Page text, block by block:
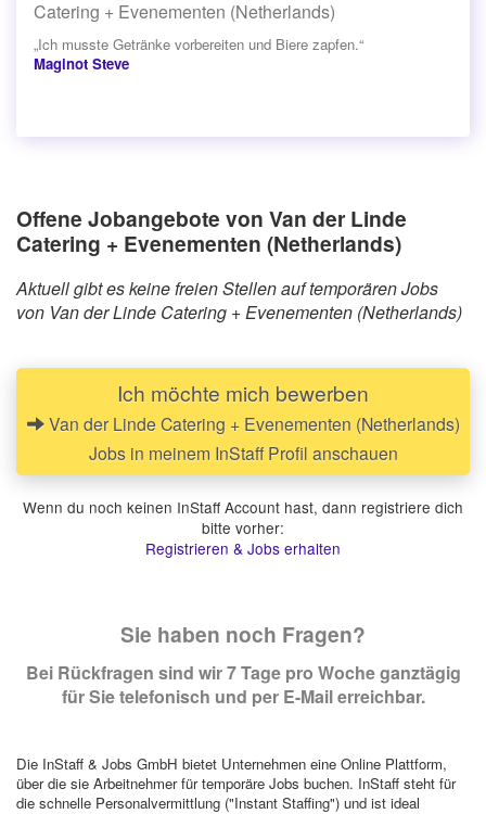
Catering + Evenementen (Netherlands)
„Ich musste Getränke vorbereiten und Biere zapfen.“
Maginot Steve
Offene Jobangebote von Van der Linde
Catering + Evenementen (Netherlands)
Aktuell gibt es keine freien Stellen auf temporären Jobs
von Van der Linde Catering + Evenementen (Netherlands)
Ich möchte mich bewerben
Van der Linde Catering + Evenementen (Netherlands)
Jobs in meinem InStaff Profil anschauen
Wenn du noch keinen InStaff Account hast, dann registriere dich
bitte vorher:
Registrieren & Jobs erhalten
Sie haben noch Fragen?
Bei Rückfragen sind wir 7 Tage pro Woche ganztägig
für Sie telefonisch und per E-Mail erreichbar.
Die InStaff & Jobs GmbH bietet Unternehmen eine Online Plattform,
über die sie Arbeitnehmer für temporäre Jobs buchen. InStaff steht für
die schnelle Personalvermittlung ("Instant Staffing") und ist ideal